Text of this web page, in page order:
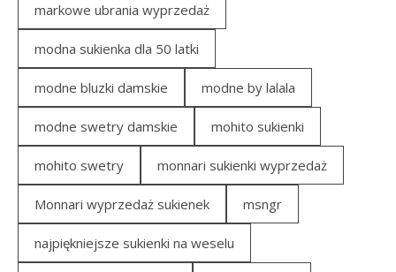
markowe ubrania wyprzedaż
modna sukienka dla 50 latki
modne bluzki damskie modne by lalala
modne swetry damskie mohito sukienki
mohito swetry monnari sukienki wyprzedaż
Monnari wyprzedaż sukienek msngr
najpiękniejsze sukienki na weselu